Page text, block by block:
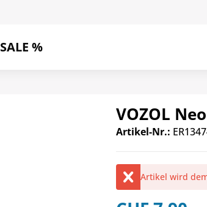
SALE %
VOZOL
Artikel-Nr.:
Artikel wird